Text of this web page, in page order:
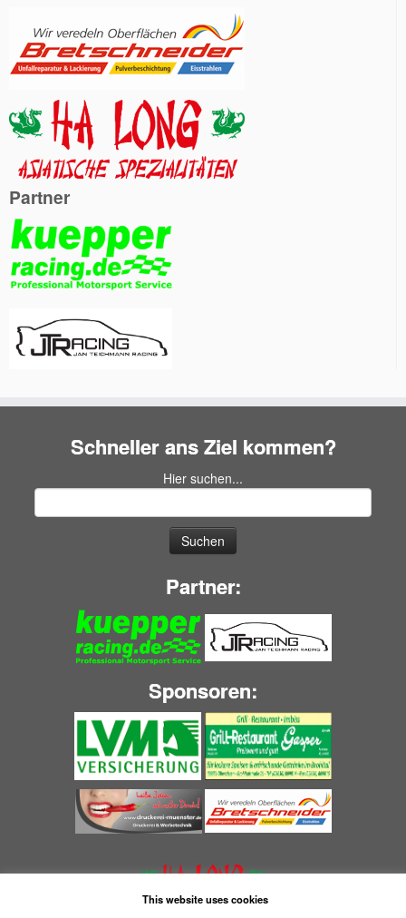
Partner
Schneller ans Ziel kommen?
Hier suchen...
Suchen
Partner:
Sponsoren:
This website uses cookies